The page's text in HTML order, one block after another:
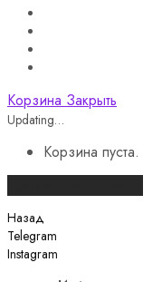
Корзина Закрыть
Updating…
Корзина пуста.
Назад
Telegram
Instagram